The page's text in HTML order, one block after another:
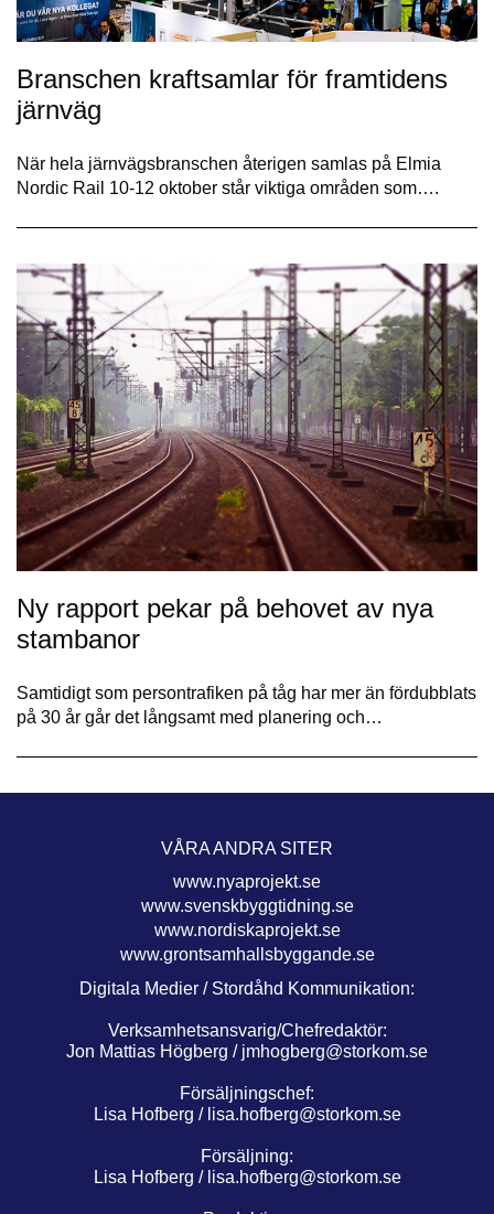
Branschen kraftsamlar för framtidens
järnväg
När hela järnvägsbranschen återigen samlas på Elmia
Nordic Rail 10-12 oktober står viktiga områden som….
Ny rapport pekar på behovet av nya
stambanor
Samtidigt som persontrafiken på tåg har mer än fördubblats
på 30 år går det långsamt med planering och…
VÅRA ANDRA SITER
www.nyaprojekt.se
www.svenskbyggtidning.se
www.nordiskaprojekt.se
www.grontsamhallsbyggande.se
Digitala Medier / Stordåhd Kommunikation:
Verksamhetsansvarig/Chefredaktör:
Jon Mattias Högberg / jmhogberg@storkom.se
Försäljningschef:
Lisa Hofberg / lisa.hofberg@storkom.se
Försäljning:
Lisa Hofberg / lisa.hofberg@storkom.se